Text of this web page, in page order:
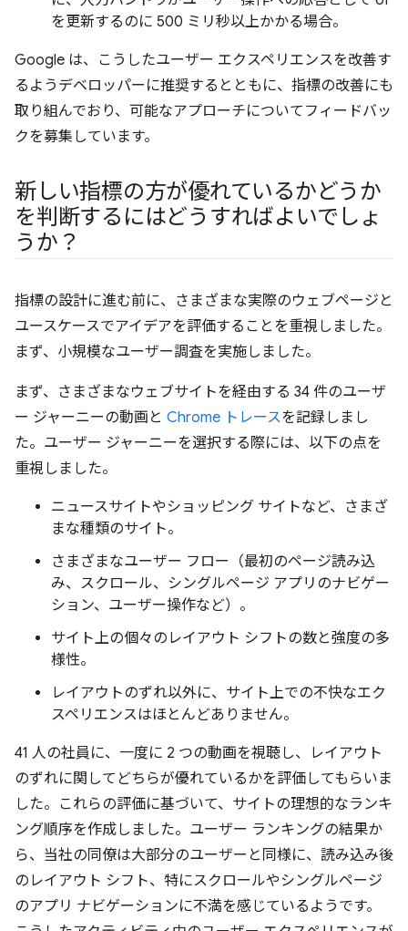
を更新するのに 500 ミリ秒以上かかる場合。
Google は、こうしたユーザー エクスペリエンスを改善す
るようデベロッパーに推奨するとともに、指標の改善にも
取り組んでおり、可能なアプローチについてフィードバッ
クを募集しています。
新しい指標の方が優れているかどうか
を判断するにはどうすればよいでしょ
うか？
指標の設計に進む前に、さまざまな実際のウェブページと
ユースケースでアイデアを評価することを重視しました。
まず、小規模なユーザー調査を実施しました。
まず、さまざまなウェブサイトを経由する 34 件のユーザ
ー ジャーニーの動画と Chrome トレースを記録しまし
た。ユーザー ジャーニーを選択する際には、以下の点を
重視しました。
ニュースサイトやショッピング サイトなど、さまざ
まな種類のサイト。
さまざまなユーザー フロー（最初のページ読み込
み、スクロール、シングルページ アプリのナビゲー
ション、ユーザー操作など）。
サイト上の個々のレイアウト シフトの数と強度の多
様性。
レイアウトのずれ以外に、サイト上での不快なエク
スペリエンスはほとんどありません。
41 人の社員に、一度に 2 つの動画を視聴し、レイアウト
のずれに関してどちらが優れているかを評価してもらいま
した。これらの評価に基づいて、サイトの理想的なランキ
ング順序を作成しました。ユーザー ランキングの結果か
ら、当社の同僚は大部分のユーザーと同様に、読み込み後
のレイアウト シフト、特にスクロールやシングルページ
のアプリ ナビゲーションに不満を感じているようです。